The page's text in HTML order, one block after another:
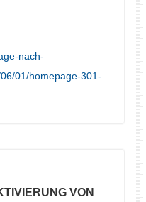
nach-
01/homepage-301-
VON